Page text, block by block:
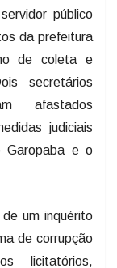
público
da prefeitura
de coleta e
secretários
afastados
judiciais
Garopaba e o
um inquérito
de corrupção
licitatórios,